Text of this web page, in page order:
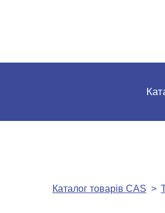
Каталог товарів CAS